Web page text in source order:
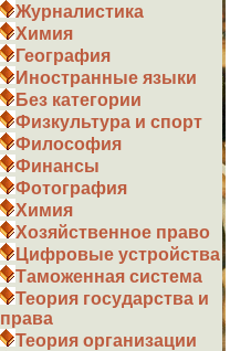
Журналистика
Химия
География
Иностранные языки
Без категории
Физкультура и спорт
Философия
Финансы
Фотография
Химия
Хозяйственное право
Цифровые устройства
Таможенная система
Теория государства и
права
Теория организации